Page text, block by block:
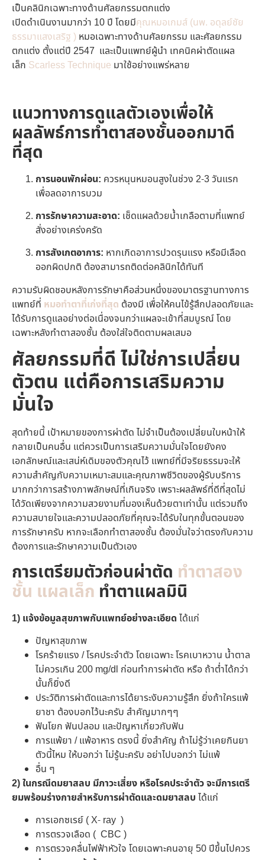
เป็นคลินิกเฉพาะทางด้านศัลยกรรมตกแต่ง
เปิดดำเนินงานมากว่า 10 ปี โดยมีคุณหมอเกมส์ (นพ. อดุลย์ชัย
ธรรมาแสงเสริฐ ) หมอเฉพาะทางด้านศัลยกรรม และศัลยกรรม
ตกแต่ง ตั้งแต่ปี 2547 และเป็นแพทย์ผู้นำ เทคนิคผ่าตัดแผล
เล็ก Scarless Technique มาใช้อย่างแพร่หลาย
แนวทางการดูแลตัวเองเพื่อให้
ผลลัพธ์การทำตาสองชั้นออกมาดี
ที่สุด
การนอนพักผ่อน: ควรหนุนหมอนสูงในช่วง 2-3 วันแรก
เพื่อลดอาการบวม
การรักษาความสะอาด: เช็ดแผลด้วยน้ำเกลือตามที่แพทย์
สั่งอย่างเคร่งครัด
การสังเกตอาการ: หากเกิดอาการปวดรุนแรง หรือมีเลือด
ออกผิดปกติ ต้องสามารถติดต่อคลินิกได้ทันที
ความรับผิดชอบหลังการรักษาคือส่วนหนึ่งของมาตรฐานทางการ
แพทย์ที่ หมอทำตาที่เก่งที่สุด ต้องมี เพื่อให้คนไข้รู้สึกปลอดภัยและ
ได้รับการดูแลอย่างต่อเนื่องจนกว่าแผลจะเข้าที่สมบูรณ์ โดย
เฉพาะหลังทำตาสองชั้น ต้องใส่ใจติดตามผลเสมอ
ศัลยกรรมที่ดี ไม่ใช่การเปลี่ยน
ตัวตน แต่คือการเสริมความ
มั่นใจ
สุดท้ายนี้ เป้าหมายของการผ่าตัด ไม่จำเป็นต้องเปลี่ยนใบหน้าให้
กลายเป็นคนอื่น แต่ควรเป็นการเสริมความมั่นใจโดยยังคง
เอกลักษณ์และเสน่ห์เดิมของตัวคุณไว้ แพทย์ที่มีจริยธรรมจะให้
ความสำคัญกับความเหมาะสมและคุณภาพชีวิตของผู้รับบริการ
มากกว่าการสร้างภาพลักษณ์ที่เกินจริง เพราะผลลัพธ์ที่ดีที่สุดไม่
ได้วัดเพียงจากความสวยงามที่มองเห็นด้วยตาเท่านั้น แต่รวมถึง
ความสบายใจและความปลอดภัยที่คุณจะได้รับในทุกขั้นตอนของ
การรักษาครับ หากจะเลือกทำตาสองชั้น ต้องมั่นใจว่าตรงกับความ
ต้องการและรักษาความเป็นตัวเอง
การเตรียมตัวก่อนผ่าตัด ทำตาสอง
ชั้น แผลเล็ก ทำตาแผลมินิ
1) แจ้งข้อมูลสุขภาพกับแพทย์อย่างละเอียด ได้แก่
ปัญหาสุขภาพ
โรคร้ายแรง / โรคประจำตัว โดยเฉพาะ โรคเบาหวาน น้ำตาล
ไม่ควรเกิน 200 mg/dl ก่อนทำการผ่าตัด หรือ ถ้าต่ำได้กว่า
นั้นก็ยิ่งดี
ประวัติการผ่าตัดและการได้ยาระงับความรู้สึก ยิ่งถ้าใครแพ้
ยาชา ต้องบอกไว้นะครับ สำคัญมากๆๆ
ฟันโยก ฟันปลอม และปัญหาเกี่ยวกับฟัน
การแพ้ยา / แพ้อาหาร ตรงนี้ ยิ่งสำคัญ ถ้าไม่รู้ว่าเคยกินยา
ตัวนี้ไหม ให้บอกว่า ไม่รู้นะครับ อย่าไปบอกว่า ไม่แพ้
อื่น ๆ
2)ในกรณีดมยาสลบ มีภาวะเสี่ยง หรือโรคประจำตัว จะมีการเตรี
ยมพร้อมร่างกายสำหรับการผ่าตัดและดมยาสลบ ได้แก่
การเอกซเรย์ ( X- ray )
การตรวจเลือด ( CBC )
การตรวจคลื่นไฟฟ้าหัวใจ โดยเฉพาะคนอายุ 50 ปีขึ้นไปควร